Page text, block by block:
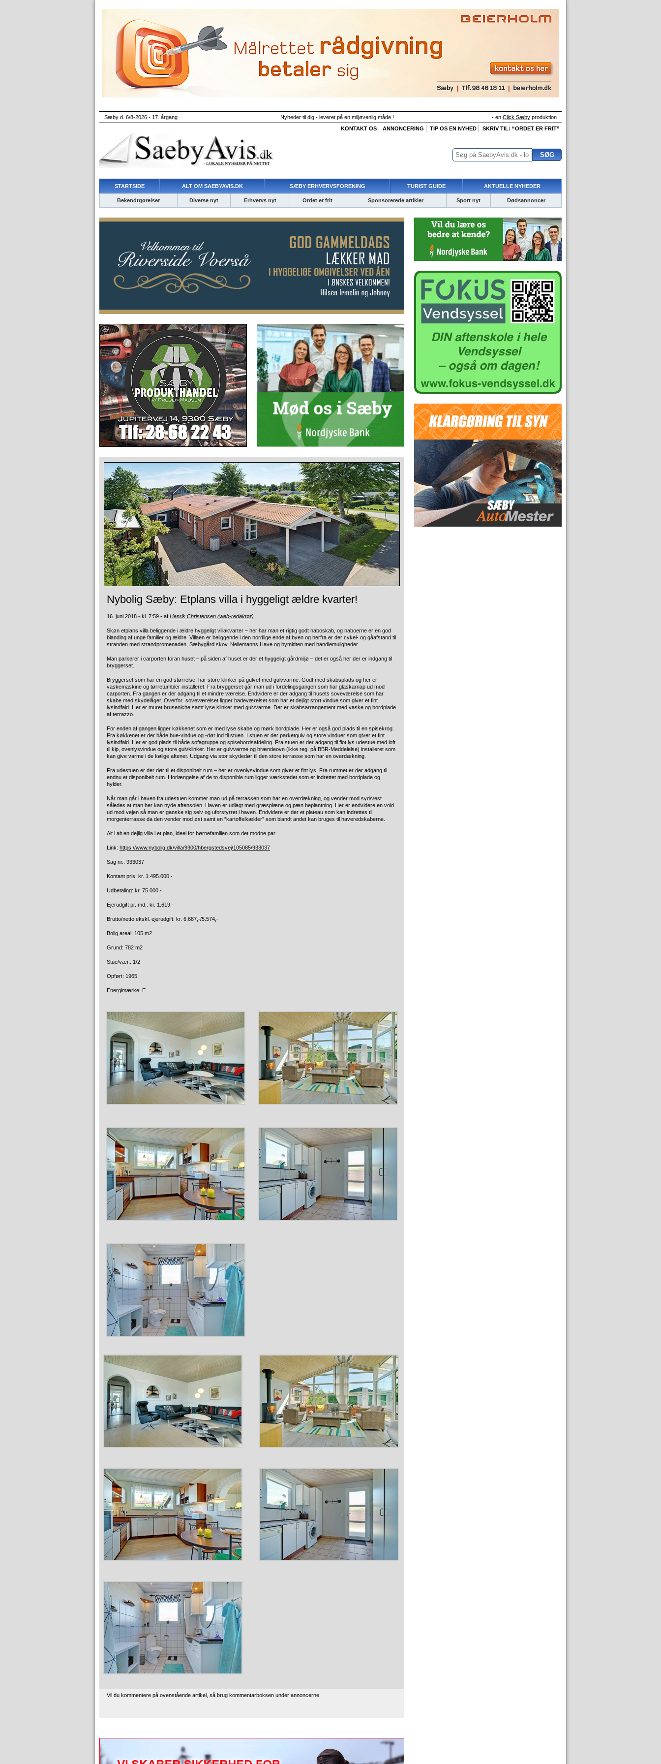
Sæby d. 6/8-2026 - 17. årgang Nyheder til dig - leveret på en miljøvenlig måde ! - en Click Sæby produktion
KONTAKT OS
ANNONCERING TIP OS EN NYHED SKRIV TIL: “ORDET ER FRIT”
STARTSIDE ALT OM SAEBYAVIS.DK SÆBY ERHVERVSFORENING TURIST GUIDE AKTUELLE NYHEDER
Bekendtgørelser Diverse nyt Erhvervs nyt Ordet er frit Sponsorerede artikler Sport nyt Dødsannoncer
Nybolig Sæby: Etplans villa i hyggeligt ældre kvarter!
16. juni 2018 - kl. 7:59 - af Henrik Christensen (web-redaktør)
Skøn etplans villa beliggende i ældre hyggeligt villakvarter – her har man et rigtig godt naboskab, og naboerne er en god
blanding af unge familier og ældre. Villaen er beliggende i den nordlige ende af byen og herfra er der cykel- og gåafstand til
stranden med strandpromenaden, Sæbygård skov, Nellemanns Have og bymidten med handlemuligheder.
Man parkerer i carporten foran huset – på siden af huset er der et hyggeligt gårdmiljø – det er også her der er indgang til
bryggerset.
Bryggerset som har en god størrelse, har store klinker på gulvet med gulvvarme. Godt med skabsplads og her er
vaskemaskine og tørretumbler installeret. Fra bryggerset går man ud i fordelingsgangen som har glaskarnap ud mod
carporten. Fra gangen er der adgang til et mindre værelse. Endvidere er der adgang til husets soveværelse som har
skabe med skydelåger. Overfor soveværelset ligger badeværelset som har et dejligt stort vindue som giver et fint
lysindfald. Her er muret bruseniche samt lyse klinker med gulvvarme. Der er skabsarrangement med vaske og bordplade
af terrazzo.
For enden af gangen ligger køkkenet som er med lyse skabe og mørk bordplade. Her er også god plads til en spisekrog.
Fra køkkenet er der både bue-vindue og -dør ind til stuen. I stuen er der parketgulv og store vinduer som giver et fint
lysindfald. Her er god plads til både sofagruppe og spisebordsafdeling. Fra stuen er der adgang til flot lys udestue med loft
til kip, ovenlysvindue og store gulvklinker. Her er gulvvarme og brændeovn (ikke reg. på BBR-Meddelelse) installeret som
kan give varme i de kølige aftener. Udgang via stor skydedør til den store terrasse som har en overdækning.
Fra udestuen er der dør til et disponibelt rum – her er ovenlysvindue som giver et fint lys. Fra rummet er der adgang til
endnu et disponibelt rum. I forlængelse af de to disponible rum ligger værkstedet som er indrettet med bordplade og
hylder.
Når man går i haven fra udestuen kommer man ud på terrassen som har en overdækning, og vender mod syd/vest
således at man her kan nyde aftensolen. Haven er udlagt med græsplæne og pæn beplantning. Her er endvidere en vold
ud mod vejen så man er ganske sig selv og uforstyrret i haven. Endvidere er der et plateau som kan indrettes til
morgenterrasse da den vender mod øst samt en “kartoffelkælder” som blandt andet kan bruges til haveredskaberne.
Alt i alt en dejlig villa i et plan, ideel for børnefamilien som det modne par.
Link: https://www.nybolig.dk/villa/9300/hbergstedsvej/105085/933037
Sag nr.: 933037
Kontant pris: kr. 1.495.000,-
Udbetaling: kr. 75.000,-
Ejerudgift pr. md.: kr. 1.619,-
Brutto/netto ekskl. ejerudgift: kr. 6.687,-/5.574,-
Bolig areal: 105 m2
Grund: 782 m2
Stue/vær.: 1/2
Opført: 1965
Energimærke: E
Vil du kommentere på ovenstående artikel, så brug kommentarboksen under annoncerne.